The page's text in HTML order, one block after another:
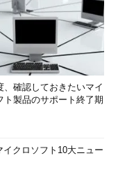
、確認しておきたいマイ
ト製品のサポート終了期
クロソフト10大ニュー